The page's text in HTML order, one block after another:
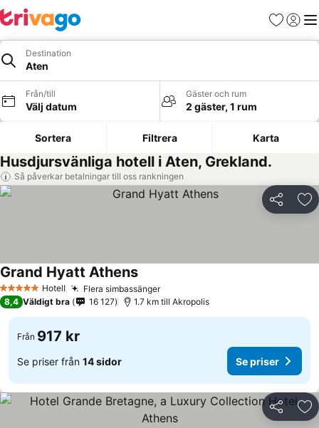
Favoriter
Logga
Destination
Aten
Från/till
Välj datum
Gäster och rum
2 gäster, 1 rum
Sortera Filtrera Karta
Husdjursvänliga hotell i Aten, Grekland.
Så påverkar betalningar till oss rankningen
Dela
5 Stjärnor Hotell Flera simbassänger
Grand Hyatt Athens
8,4 Väldigt bra 16 127 1.7 km till Akropolis
Från 917 kr
Se priser från 14 sidor Se priser
Dela